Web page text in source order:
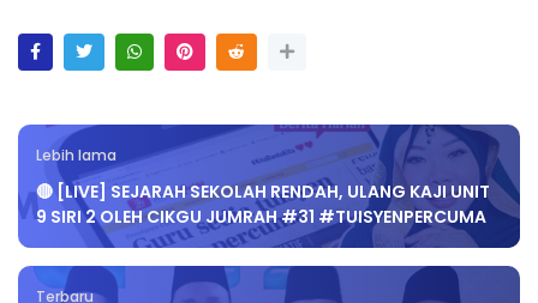
Lebih lama
🔴 [LIVE] SEJARAH SEKOLAH RENDAH, ULANG KAJI UNIT
9 SIRI 2 OLEH CIKGU JUMRAH #31 #TUISYENPERCUMA
Terbaru